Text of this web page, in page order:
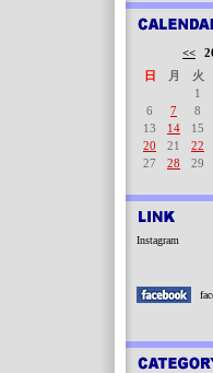
<<
日
月 火
1
6
7 8
13
14 15
20
21 22
27
28 29
Instagram